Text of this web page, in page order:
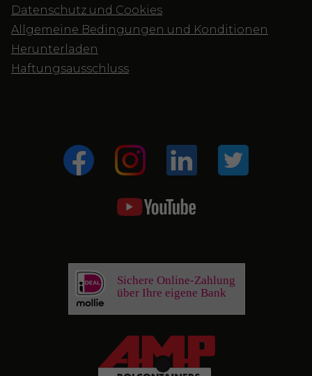
Datenschutz und Cookies
Allgemeine Bedingungen und Konditionen
Herunterladen
Haftungsausschluss
Sichere Online-Zahlung
über Ihre eigene Bank